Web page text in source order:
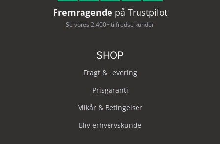
Fremragende på Trustpilot
Se vores 2.400+ tilfredse kunder
SHOP
Fragt & Levering
Prisgaranti
Vilkår & Betingelser
Bliv erhvervskunde